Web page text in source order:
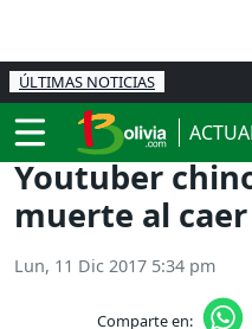
ÚLTIMAS NOTICIAS
Youtuber
muerte al
Lun, 11 Dic 2017 5:34 pm
Comparte en: